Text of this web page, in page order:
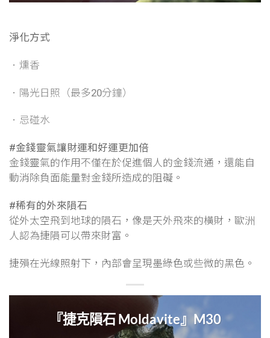
淨化方式
．燻香
．陽光日照（最多20分鐘）
．忌碰水
#金錢靈氣讓財運和好運更加倍
金錢靈氣的作用不僅在於促進個人的金錢流通，還能自
動消除負面能量對金錢所造成的阻礙。
#稀有的外來隕石
從外太空飛到地球的隕石，像是天外飛來的橫財，歐洲
人認為捷隕可以帶來財富。
捷殞在光線照射下，內部會呈現墨綠色或些微的黑色。
『捷克隕石 Moldavite』M30